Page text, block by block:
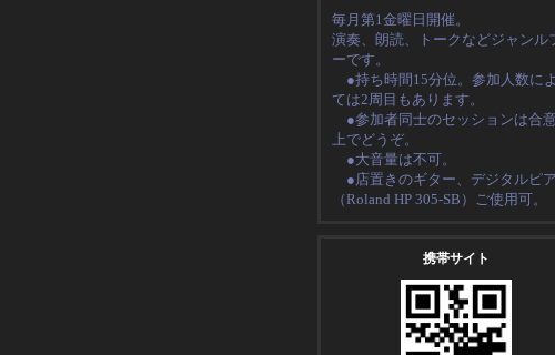
毎月第1金曜日開催。
演奏、朗読、トークなどジャンル
ーです。
●持ち時間15分位。 参加人数に
ては2周目もあります。
●参加者同士のセッションは合
上でどうぞ。
●大音量は不可。
●店置きのギター、デジタルピ
（Roland HP 305-SB ）ご使用可。
携帯サイト